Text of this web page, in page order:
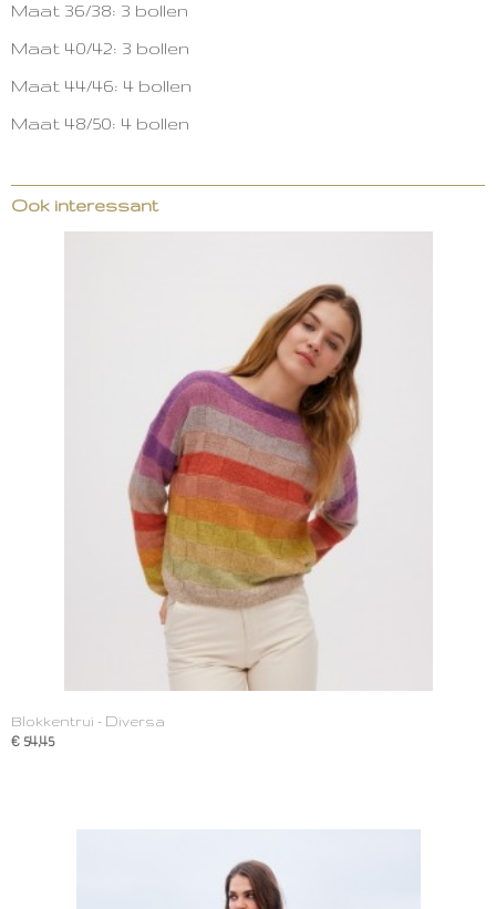
Maat 36/38: 3 bollen
Maat 40/42: 3 bollen
Maat 44/46: 4 bollen
Maat 48/50: 4 bollen
Ook interessant
Blokkentrui - Diversa
€ 54,45